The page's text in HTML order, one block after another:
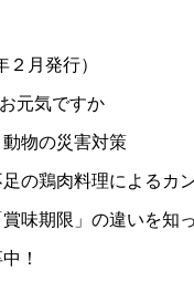
２月発行）
元気ですか
物の災害対策
の鶏肉料理によるカ
味期限」の違いを知
！